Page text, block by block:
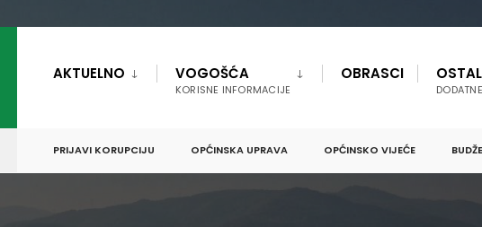
AKTUELNO VOGOŠĆA
KORISNE INFORMACIJE
OBRASCI
PRIJAVI KORUPCIJU OPĆINSKA UPRAVA OPĆINSKO VIJEĆE